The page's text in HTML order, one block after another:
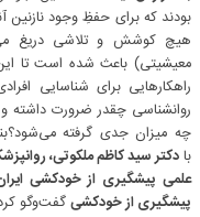
بودند که برای حفظِ وجود نازنین
هیچ کوشش و تلاشی دریغ
معیشیتی) باعث شده است تا
راهکارهایی برای شناسایی
روانشناسی چقدر ضرورت داشته
چه میزان جدی گرفته
بادکتر سید کاظم ملکوتی،
علمی پیشگیری از خودکشی
پیشگیری از خودکشیگفت‌وگو